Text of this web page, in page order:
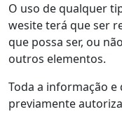
O uso de qualquer
wesite terá que ser
que possa ser, ou
outros elementos.
Toda a informação
previamente